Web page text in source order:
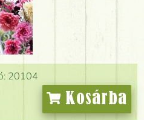
20104
Kosárba